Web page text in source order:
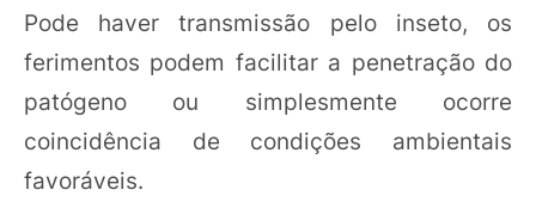
Pode haver transmissão pelo inseto, os
ferimentos podem facilitar a penetração do
patógeno ou simplesmente ocorre
coincidência de condições ambientais
favoráveis.